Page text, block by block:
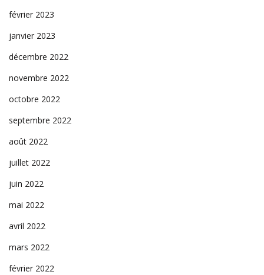
février 2023
janvier 2023
décembre 2022
novembre 2022
octobre 2022
septembre 2022
août 2022
juillet 2022
juin 2022
mai 2022
avril 2022
mars 2022
février 2022